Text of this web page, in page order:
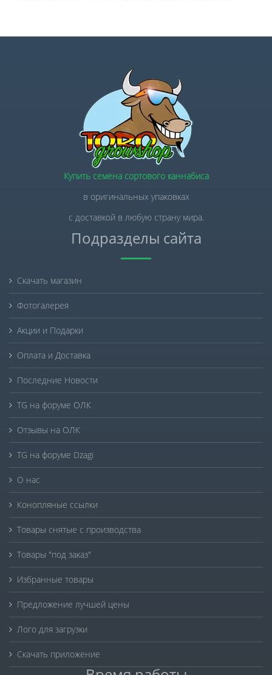
Купить семена сортового каннабиса
в оригинальных упаковках
с доставкой в любую страну мира.
Подразделы сайта
Скачать магазин
Фотогалерея
Акции и Подарки
Оплата и Доставка
Последние Новости
TG на форуме ОЛК
Отзывы на ОЛК
TG на форуме Dzagi
О нас
Конопляные ссылки
Товары снятые с производства
Товары "под заказ"
Избранные товары
Предложение лучшей цены
Лого для загрузки
Скачать приложение